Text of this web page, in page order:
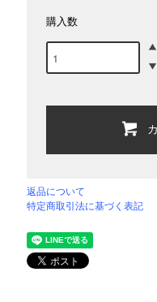
購入数
返品について
特定商取引法に基づく表記